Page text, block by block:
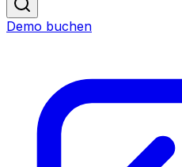
Demo buchen